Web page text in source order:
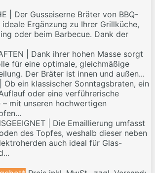
| Der Gusseiserne Bräter von BBQ-
Ergänzung zu Ihrer Grillküche,
oder beim Barbecue. Dank der
| Dank ihrer hohen Masse sorgt
für eine optimale, gleichmäßige
Der Bräter ist innen und außen...
Ob ein klassischer Sonntagsbraten, ein
oder eine verführerische
– mit unseren hochwertigen
| Die Emaillierung umfasst
des Topfes, weshalb dieser neben
auch ideal für Glas-